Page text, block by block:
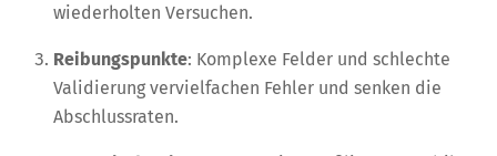
wiederholten Versuchen.
Reibungspunkte: Komplexe Felder und schlechte
Validierung vervielfachen Fehler und senken die
Abschlussraten.